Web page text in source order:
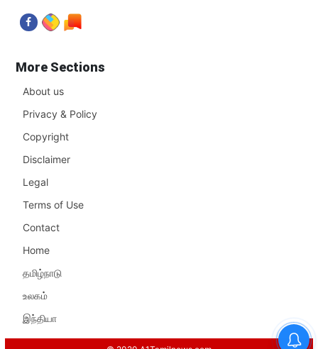
More Sections
About us
Privacy & Policy
Copyright
Disclaimer
Legal
Terms of Use
Contact
Home
தமிழ்நாடு
உலகம்
இந்தியா